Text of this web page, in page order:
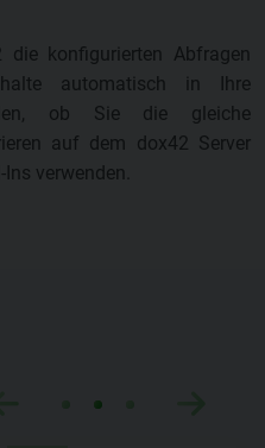
die konfigurierten Abfragen
automatisch in Ihre
ob Sie die gleiche
auf dem dox42 Server
verwenden.